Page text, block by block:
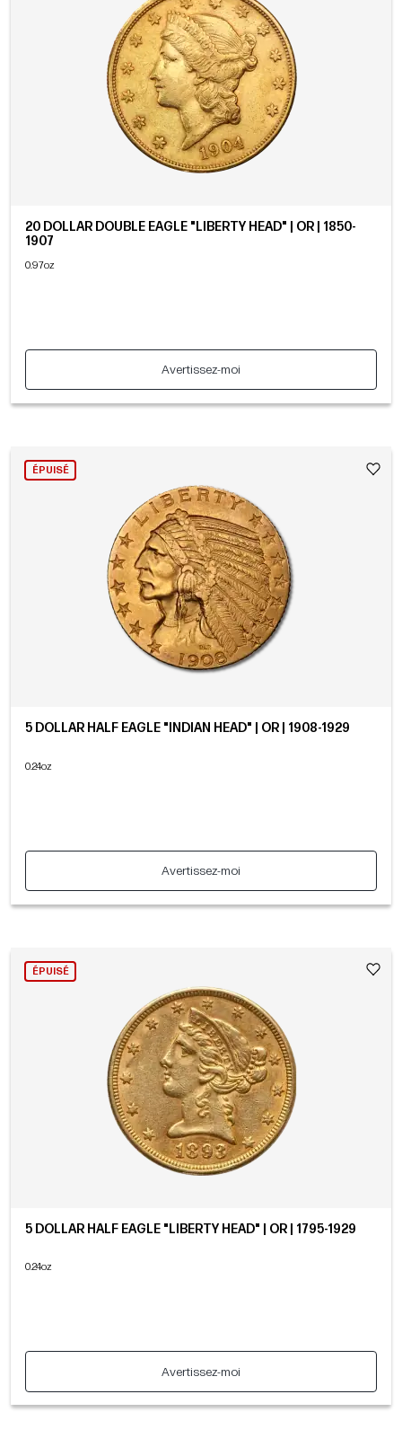
20 DOLLAR DOUBLE EAGLE "LIBERTY HEAD" | OR | 1850-
1907
0.97oz
Avertissez-moi
ÉPUISÉ
5 DOLLAR HALF EAGLE "INDIAN HEAD" | OR | 1908-1929
0.24oz
Avertissez-moi
ÉPUISÉ
5 DOLLAR HALF EAGLE "LIBERTY HEAD" | OR | 1795-1929
0.24oz
Avertissez-moi